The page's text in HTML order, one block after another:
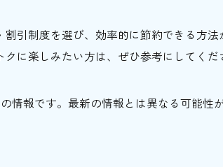
引制度を選び、効率的に節約できる方法
に楽しみたい方は、ぜひ参考にしてくだ
情報です。最新の情報とは異なる可能性